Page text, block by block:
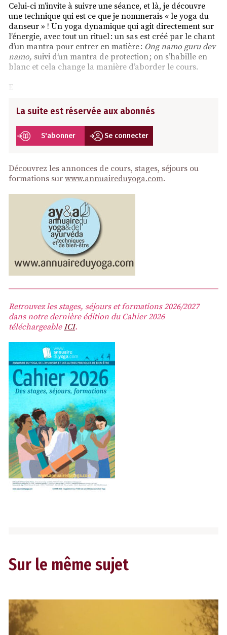
Celui-ci m’invite à suivre une séance, et là, je découvre
une technique qui est ce que je nommerais « le yoga du
danseur » ! Un yoga dynamique qui agit directement sur
l’énergie, avec tout un rituel : un sas est créé par le chant
d’un mantra pour entrer en matière : Ong namo guru dev
namo, suivi d’un mantra de protection ; on s’habille en
blanc et cela change la manière d’aborder le cours.
E
La suite est réservée aux abonnés
S'abonner Se connecter
Découvrez les annonces de cours, stages, séjours ou
formations sur www.annuaireduyoga.com.
Retrouvez les stages, séjours et formations 2026/2027
dans notre dernière édition du Cahier 2026
téléchargeableICI.
Sur le même sujet